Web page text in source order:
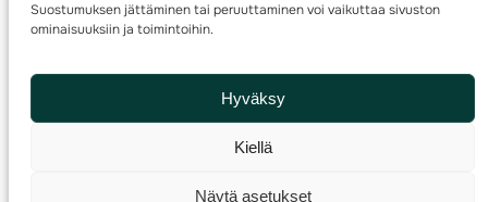
Suostumuksen jättäminen tai peruuttaminen voi vaikuttaa sivuston
ominaisuuksiin ja toimintoihin.
Hyväksy
Kiellä
Näytä asetukset
© 2025 ·Suomen Suunnistusliitto· Valimotie 10, 00380 Helsinki, Finland
info(a)suunnistusliitto.fi,Rastilipun asiat: rastilippu(a)suunnistusliitto.fi
Kilpailut ja kuntorastit – Rastilippu:::Rastilipun ohjeet